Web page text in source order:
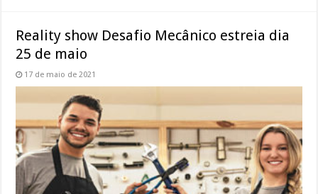
Reality show Desafio Mecânico estreia dia
25 de maio
17 de maio de 2021